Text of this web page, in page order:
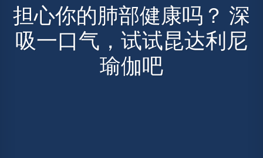
担心你的肺部健康吗？ 深
吸一口气，试试昆达利尼
瑜伽吧